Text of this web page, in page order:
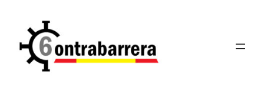
contenido